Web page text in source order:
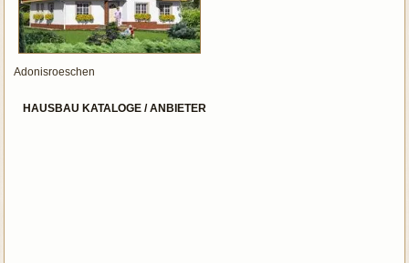
Adonisroeschen
HAUSBAU KATALOGE / ANBIETER